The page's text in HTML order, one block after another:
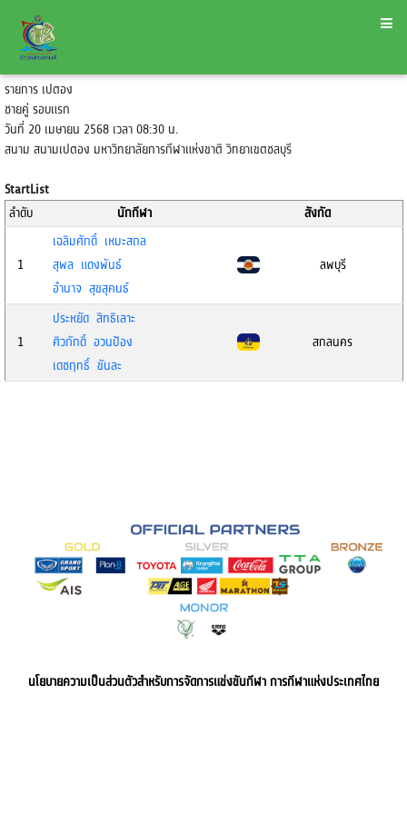
รายการ เปตอง
ชายคู่ รอบแรก
วันที่ 20 เมษายน 2568 เวลา 08:30 น.
สนาม สนามเปตอง มหาวิทยาลัยการกีฬาแห่งขาติ วิทยาเขตชลบุรี
StartList
ลำดับ
นักกีฬา สังกัด
1
เฉลิมศักดิ์ เหมะสถล
สุพล แดงพันธ์
อำนาจ สุขสุคนธ์
ลพบุรี
1
ประหยัด สิทธิเลาะ
ศิวภักดิ์ อวนป้อง
เดชฤทธิ์ ขันละ
สกลนคร
นโยบายความเป็นส่วนตัวสำหรับการจัดการแข่งขันกีฬา การกีฬาแห่งประเทศไทย